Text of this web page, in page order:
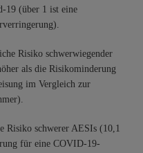
19 (über 1 ist eine
Risiko schwerwiegender
als die Risikominderung
im Vergleich zur
Risiko schwerer AESIs (10,1
für eine COVID-19-